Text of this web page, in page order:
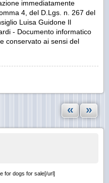
« »
for dogs for sale[/url]